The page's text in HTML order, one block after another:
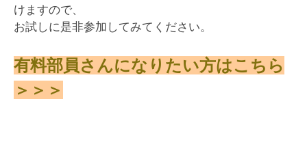
けますので、
お試しに是非参加してみてください。
有料部員さんになりたい方はこちら
＞＞＞